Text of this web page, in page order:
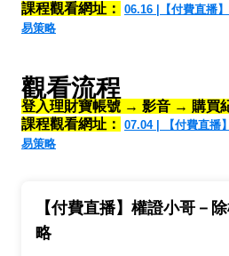
課程觀看網址：
06.16 |【付費直播
易策略
觀看流程
登入理財寶帳號 → 影音 → 購買
課程觀看網址：
07.04 | 【付費直播
易策略
【付費直播】權證小哥－
略